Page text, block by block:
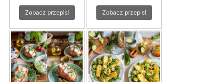
Zobacz przepis! Zobacz przepis!